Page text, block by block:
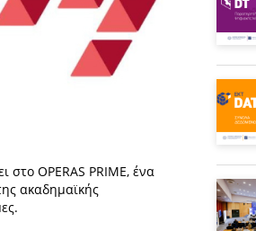
στο OPERAS PRIME, ένα
ακαδημαϊκής